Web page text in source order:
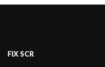
- FIX (afiliada de Fitch)
FIX SCR